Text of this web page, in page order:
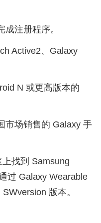
注册程序。
Active2、Galaxy
N 或更高版本的
市场销售的 Galaxy 手
找到 Samsung
过 Galaxy Wearable
版本。